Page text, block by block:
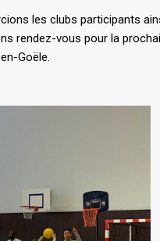
les clubs participants
rendez-vous pour la
Goële.